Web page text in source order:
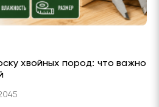
хвойных пород: что важно